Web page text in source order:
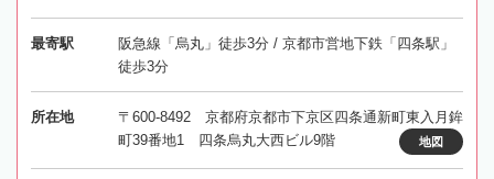
最寄駅
阪急線「烏丸」徒歩3分 / 京都市営地下鉄「四条駅」
徒歩3分
所在地
〒600-8492 京都府京都市下京区四条通新町東入月鉾
町39番地1 四条烏丸大西ビル9階
地図